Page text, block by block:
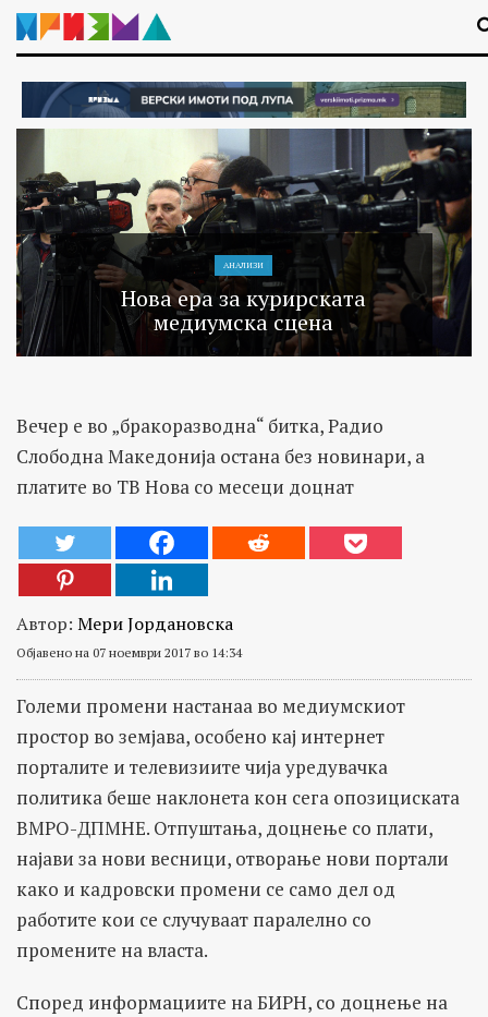
АНАЛИЗИ
Нова ера за курирската
медиумска сцена
Вечер е во „бракоразводна“ битка, Радио
Слободна Македонија остана без новинари, а
платите во ТВ Нова со месеци доцнат
Автор: Мери Јордановска
Објавено на 07 ноември 2017 во 14:34
Големи промени настанаа во медиумскиот
простор во земјава, особено кај интернет
порталите и телевизиите чија уредувачка
политика беше наклонета кон сега опозициската
ВМРО-ДПМНЕ. Отпуштања, доцнење со плати,
најави за нови весници, отворање нови портали
како и кадровски промени се само дел од
работите кои се случуваат паралелно со
промените на власта.
Според информациите на БИРН, со доцнење на